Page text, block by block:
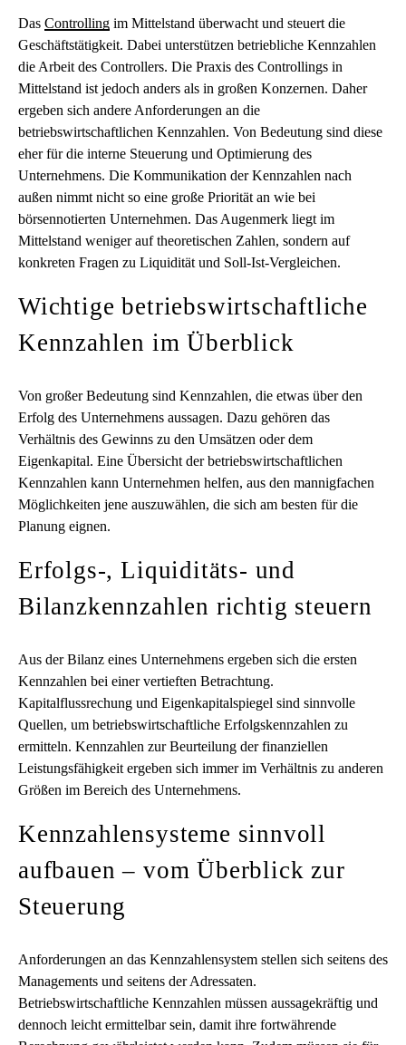
Das Controlling im Mittelstand überwacht und steuert die
Geschäftstätigkeit. Dabei unterstützen betriebliche Kennzahlen
die Arbeit des Controllers. Die Praxis des Controllings in
Mittelstand ist jedoch anders als in großen Konzernen. Daher
ergeben sich andere Anforderungen an die
betriebswirtschaftlichen Kennzahlen. Von Bedeutung sind diese
eher für die interne Steuerung und Optimierung des
Unternehmens. Die Kommunikation der Kennzahlen nach
außen nimmt nicht so eine große Priorität an wie bei
börsennotierten Unternehmen. Das Augenmerk liegt im
Mittelstand weniger auf theoretischen Zahlen, sondern auf
konkreten Fragen zu Liquidität und Soll-Ist-Vergleichen.
Wichtige betriebswirtschaftliche
Kennzahlen im Überblick
Von großer Bedeutung sind Kennzahlen, die etwas über den
Erfolg des Unternehmens aussagen. Dazu gehören das
Verhältnis des Gewinns zu den Umsätzen oder dem
Eigenkapital. Eine Übersicht der betriebswirtschaftlichen
Kennzahlen kann Unternehmen helfen, aus den mannigfachen
Möglichkeiten jene auszuwählen, die sich am besten für die
Planung eignen.
Erfolgs-, Liquiditäts- und
Bilanzkennzahlen richtig steuern
Aus der Bilanz eines Unternehmens ergeben sich die ersten
Kennzahlen bei einer vertieften Betrachtung.
Kapitalflussrechung und Eigenkapitalspiegel sind sinnvolle
Quellen, um betriebswirtschaftliche Erfolgskennzahlen zu
ermitteln. Kennzahlen zur Beurteilung der finanziellen
Leistungsfähigkeit ergeben sich immer im Verhältnis zu anderen
Größen im Bereich des Unternehmens.
Kennzahlensysteme sinnvoll
aufbauen – vom Überblick zur
Steuerung
Anforderungen an das Kennzahlensystem stellen sich seitens des
Managements und seitens der Adressaten.
Betriebswirtschaftliche Kennzahlen müssen aussagekräftig und
dennoch leicht ermittelbar sein, damit ihre fortwährende